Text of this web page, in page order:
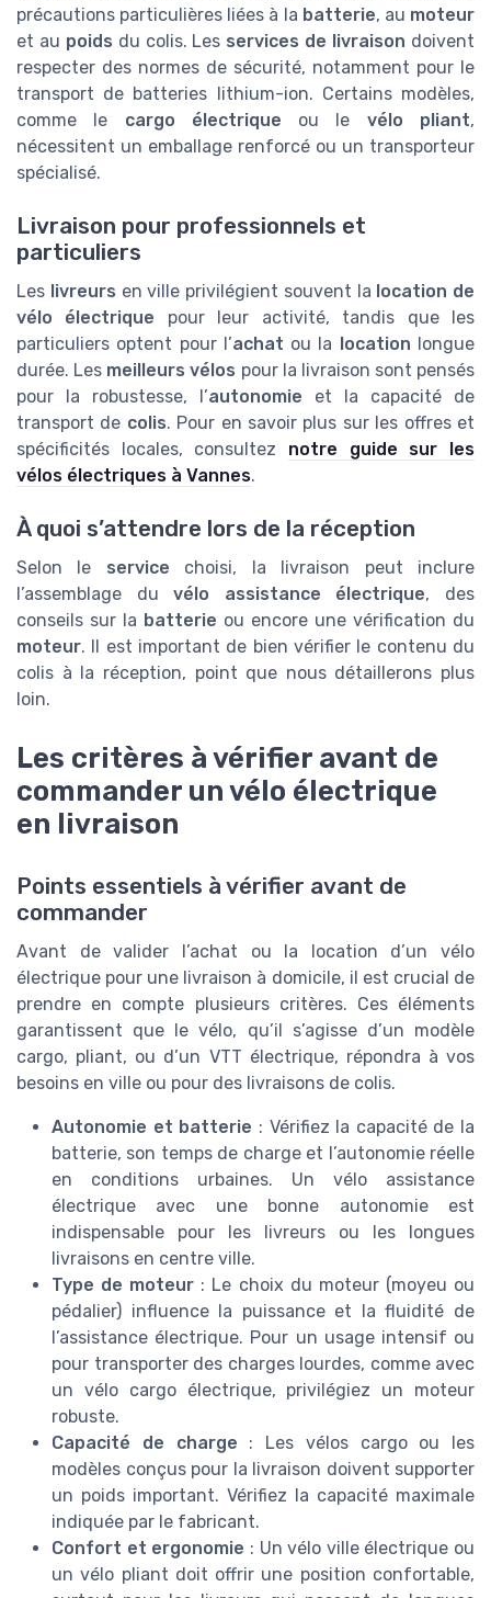
précautions particulières liées à la batterie, au moteur
et au poids du colis. Les services de livraison doivent
respecter des normes de sécurité, notamment pour le
transport de batteries lithium-ion. Certains modèles,
comme le cargo électrique ou le vélo pliant,
nécessitent un emballage renforcé ou un transporteur
spécialisé.
Livraison pour professionnels et
particuliers
Les livreurs en ville privilégient souvent la location de
vélo électrique pour leur activité, tandis que les
particuliers optent pour l’achat ou la location longue
durée. Les meilleurs vélos pour la livraison sont pensés
pour la robustesse, l’autonomie et la capacité de
transport de colis. Pour en savoir plus sur les offres et
spécificités locales, consultez notre guide sur les
vélos électriques à Vannes.
À quoi s’attendre lors de la réception
Selon le service choisi, la livraison peut inclure
l’assemblage duvélo assistance électrique, des
conseils sur la batterie ou encore une vérification du
moteur. Il est important de bien vérifier le contenu du
colis à la réception, point que nous détaillerons plus
loin.
Les critères à vérifier avant de
commander un vélo électrique
en livraison
Points essentiels à vérifier avant de
commander
Avant de valider l’achat ou la location d’un vélo
électrique pour une livraison à domicile, il est crucial de
prendre en compte plusieurs critères. Ces éléments
garantissent que le vélo, qu’il s’agisse d’un modèle
cargo, pliant, ou d’un VTT électrique, répondra à vos
besoins en ville ou pour des livraisons de colis.
Autonomie et batterie : Vérifiez la capacité de la
batterie, son temps de charge et l’autonomie réelle
en conditions urbaines. Un vélo assistance
électrique avec une bonne autonomie est
indispensable pour les livreurs ou les longues
livraisons en centre ville.
Type de moteur : Le choix du moteur (moyeu ou
pédalier) influence la puissance et la fluidité de
l’assistance électrique. Pour un usage intensif ou
pour transporter des charges lourdes, comme avec
un vélo cargo électrique, privilégiez un moteur
robuste.
Capacité de charge : Les vélos cargo ou les
modèles conçus pour la livraison doivent supporter
un poids important. Vérifiez la capacité maximale
indiquée par le fabricant.
Confort et ergonomie : Un vélo ville électrique ou
un vélo pliant doit offrir une position confortable,